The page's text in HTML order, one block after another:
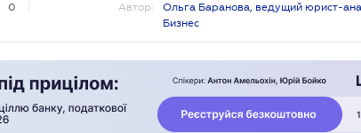
0 Автор:
Ольга Баранова, ведущий юрист-
Бизнес